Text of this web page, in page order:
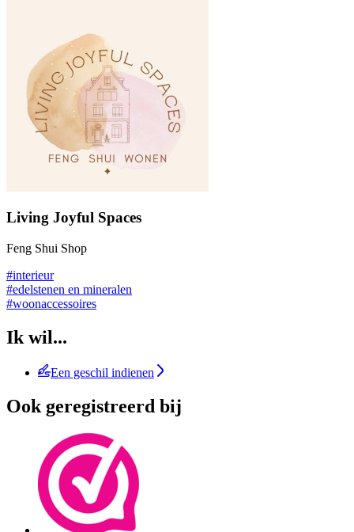
Living Joyful Spaces
Feng Shui Shop
#interieur
#edelstenen en mineralen
#woonaccessoires
Ik wil...
Een geschil indienen
Ook geregistreerd bij